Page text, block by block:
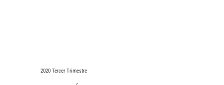
2020 Tercer Trimestre